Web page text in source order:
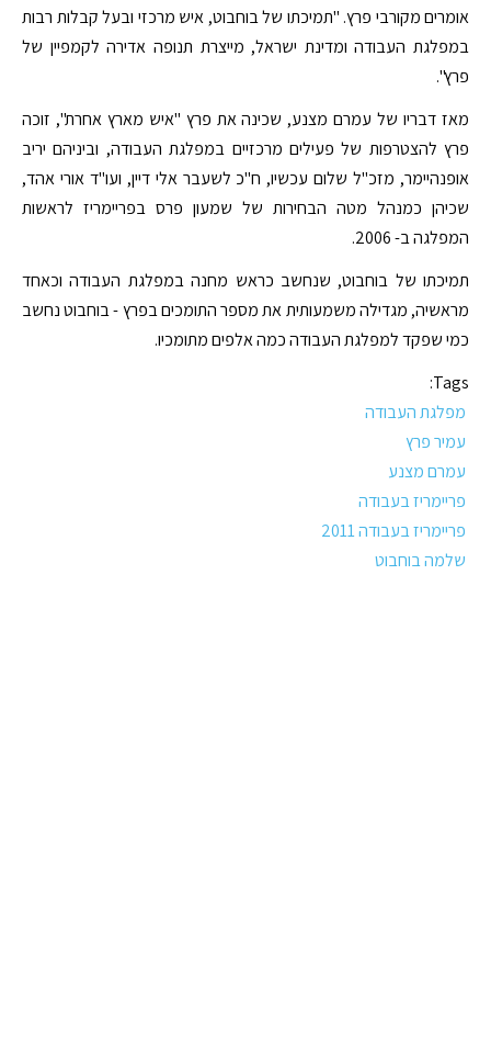
אומרים מקורבי פרץ. "תמיכתו של בוחבוט, איש מרכזי ובעל קבלות רבות
במפלגת העבודה ומדינת ישראל, מייצרת תנופה אדירה לקמפיין של
פרץ".
מאז דבריו של עמרם מצנע, שכינה את פרץ "איש מארץ אחרת", זוכה
פרץ להצטרפות של פעילים מרכזיים במפלגת העבודה, וביניהם יריב
אופנהיימר, מזכ"ל שלום עכשיו, ח"כ לשעבר אלי דיין, ועו"ד אורי אהד,
שכיהן כמנהל מטה הבחירות של שמעון פרס בפריימריז לראשות
המפלגה ב- 2006.
תמיכתו של בוחבוט, שנחשב כראש מחנה במפלגת העבודה וכאחד
מראשיה, מגדילה משמעותית את מספר התומכים בפרץ - בוחבוט נחשב
כמי שפקד למפלגת העבודה כמה אלפים מתומכיו.
Tags:
מפלגת העבודה
עמיר פרץ
עמרם מצנע
פריימריז בעבודה
פריימריז בעבודה 2011
שלמה בוחבוט